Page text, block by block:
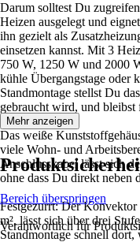
Darum solltest Du
Heizen ausgelegt und
ihn gezielt als
einsetzen kannst. Mit 3
750 W, 1250 W und 2000
kühle Übergangstage oder
Standmontage stellst Du
gebraucht wird, und bleibst
Das weiße
viele Wohn- und
Anschlusskabel lässt sich
ohne dass Du direkt neben
Festgezurrt: Der
m², lässt sich über drei
Standmontage schnell
Mehr anzeigen
Bereich überspringen
Verantwortlich für